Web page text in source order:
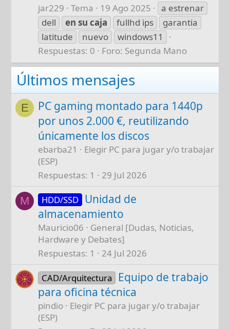
jar229 Tema 19 Ago 2025
a estrenar
dell
en su caja fullhd ips
garantia
latitude
nuevo
windows11
Respuestas: 0
Foro: Segunda Mano
Últimos mensajes
E
PC gaming montado para 1440p
por unos 2.000 €, reutilizando
únicamente los discos
ebarba21
Elegir PC para jugar y/o trabajar
(ESP)
Respuestas 1 29 Jul 2026
M HDD/SSD Unidad de
almacenamiento
Mauricio06
General [Dudas, Noticias,
Hardware y Debates]
Respuestas 1 24 Jul 2026
CAD/Arquitectura
Equipo de trabajo
para oficina técnica
pindio
Elegir PC para jugar y/o trabajar
(ESP)